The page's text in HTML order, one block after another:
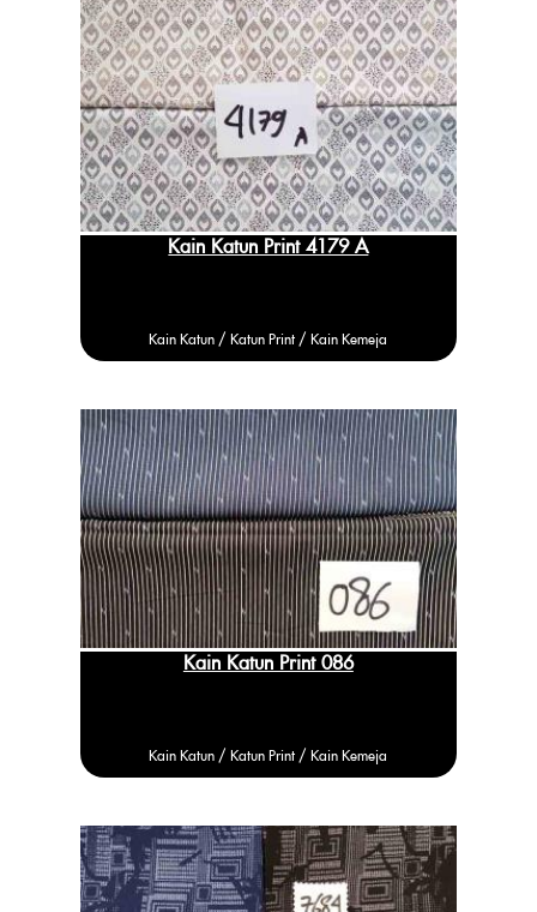
Kain Katun Print 4179 A
Kain Katun / Katun Print / Kain Kemeja
Kain Katun Print 086
Kain Katun / Katun Print / Kain Kemeja